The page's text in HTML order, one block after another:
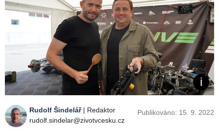
Rudolf Šindelář| Redaktor
rudolf.sindelar@zivotvcesku.cz
Publikováno: 15. 9. 2022